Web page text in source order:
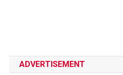
ADVERTISEMENT